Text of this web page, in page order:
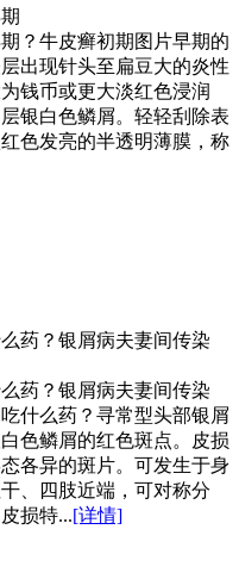
？牛皮癣初期图片早期的
出现针头至扁豆大的炎性
钱币或更大淡红色浸润
银白色鳞屑。轻轻刮除表
色发亮的半透明薄膜，称
药？银屑病夫妻间传染
药？银屑病夫妻间传染
什么药？寻常型头部银屑
色鳞屑的红色斑点。皮损
各异的斑片。可发生于身
、四肢近端，可对称分
损特...[详情]